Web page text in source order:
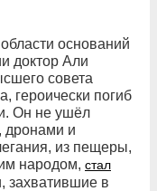
оснований
доктор Али
совета
героически погиб
Он не ушёл
дронами и
из пещеры,
народом, стал
захватившие в